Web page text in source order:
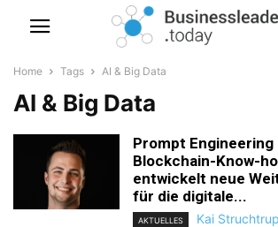
Home Tags AI & Big Data
AI & Big Data
Prompt Engineering
Blockchain-Know-
entwickelt neue
für die digitale...
AKTUELLES Kai Struchtrup